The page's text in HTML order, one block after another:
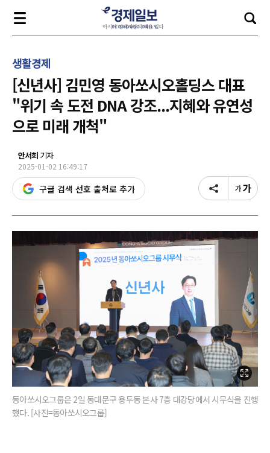
생활경제
[신년사] 김민영 동아쏘시오홀딩스 대표
"위기 속 도전 DNA 강조...지혜와 유연성
으로 미래 개척"
안서희 기자
2025-01-02 16:49:17
구글 검색 선호 출처로 추가
동아쏘시오그룹은 2일 동대문구 용두동 본사 7층 대강당에서 시무식을 진행
했다. [사진=동아쏘시오그룹]